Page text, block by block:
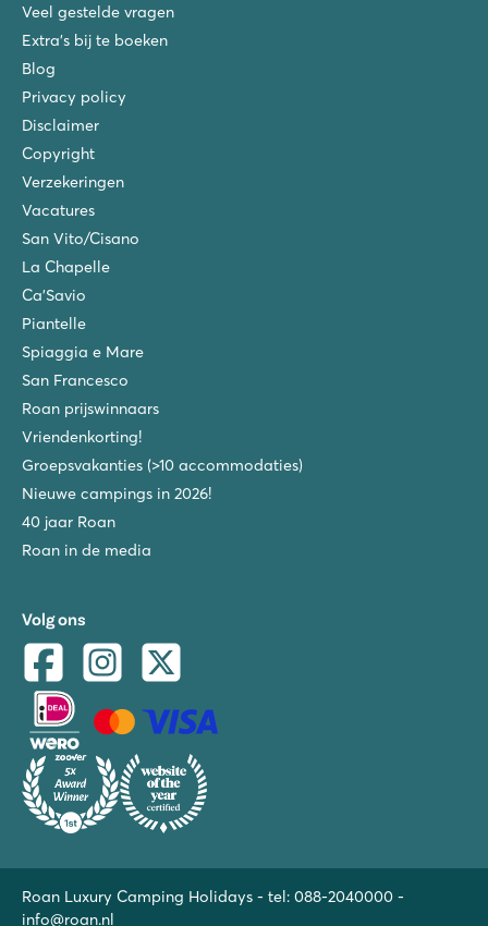
Veel gestelde vragen
Extra's bij te boeken
Blog
Privacy policy
Disclaimer
Copyright
Verzekeringen
Vacatures
San Vito/Cisano
La Chapelle
Ca'Savio
Piantelle
Spiaggia e Mare
San Francesco
Roan prijswinnaars
Vriendenkorting!
Groepsvakanties (>10 accommodaties)
Nieuwe campings in 2026!
40 jaar Roan
Roan in de media
Volg ons
Roan Luxury Camping Holidays - tel: 088-2040000 -
info@roan.nl